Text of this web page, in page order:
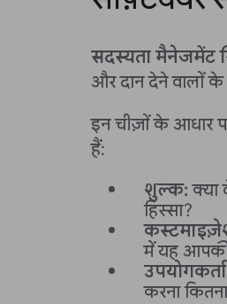
सदस्यता मैनेजमेंट
और दान देने वालों के
इन चीज़ों के आधार
हैं:
शुल्क: क्या
हिस्सा?
में यह
करना